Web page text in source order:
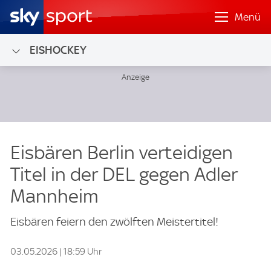
Menü
EISHOCKEY
Eisbären Berlin verteidigen
Titel in der DEL gegen Adler
Mannheim
Eisbären feiern den zwölften Meistertitel!
03.05.2026 | 18:59 Uhr